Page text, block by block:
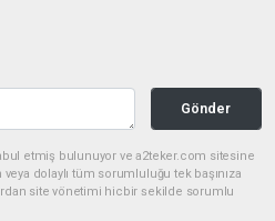
Gönder
etmiş bulunuyor ve a2teker.com sitesine
dolaylı tüm sorumluluğu tek başınıza
site yönetimi hiçbir şekilde sorumlu